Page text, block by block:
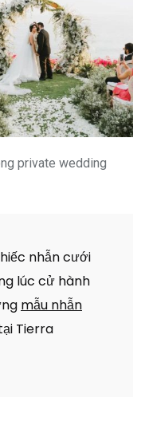
private wedding
nhẫn cưới
lúc cử hành
mẫu nhẫn
Tierra